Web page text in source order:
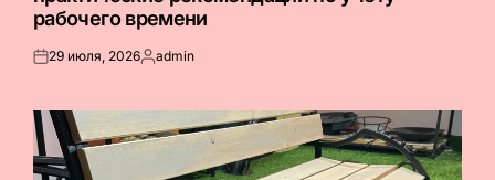
рабочего времени
Опубликовано
29 июля, 2026Запись
admin